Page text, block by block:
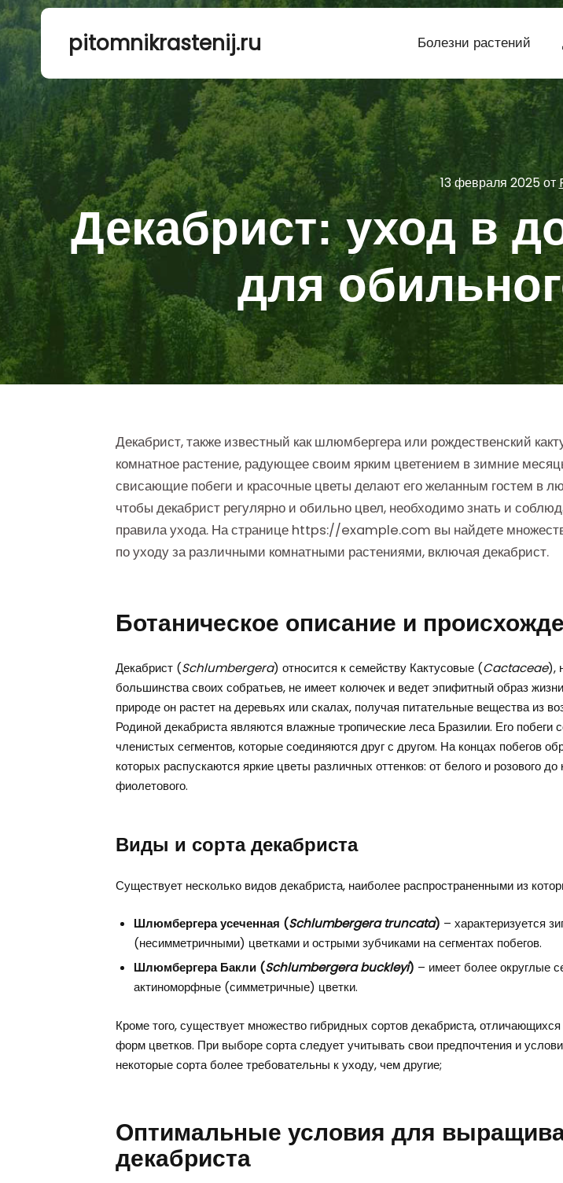
pitomnikrastenij.ru Болезни растений
13 февраля 2025от
Декабрист: уход в
для
Декабрист, также известный как шлюмбергера или рождественский
комнатное растение, радующее своим ярким цветением в зимние
свисающие побеги и красочные цветы делают его желанным гостем в
чтобы декабрист регулярно и обильно цвел, необходимо знать и
правила ухода. На странице https://example.com вы найдете
по уходу за различными комнатными растениями, включая декабрист.
Ботаническое описание и
Декабрист (Schlumbergera) относится к семейству Кактусовые (Cactaceae),
большинства своих собратьев, не имеет колючек и ведет эпифитный образ
природе он растет на деревьях или скалах, получая питательные вещества из
Родиной декабриста являются влажные тропические леса Бразилии. Его побеги
членистых сегментов, которые соединяются друг с другом. На концах побегов
которых распускаются яркие цветы различных оттенков: от белого и розового до
фиолетового.
Виды и сорта декабриста
Существует несколько видов декабриста, наиболее распространенными из
Шлюмбергера усеченная (Schlumbergera truncata) – характеризуется
(несимметричными) цветками и острыми зубчиками на сегментах побегов.
Шлюмбергера Бакли (Schlumbergera buckleyi) – имеет более округлые
актиноморфные (симметричные) цветки.
Кроме того, существует множество гибридных сортов декабриста,
форм цветков. При выборе сорта следует учитывать свои предпочтения и
некоторые сорта более требовательны к уходу, чем другие;
Оптимальные условия для
декабриста